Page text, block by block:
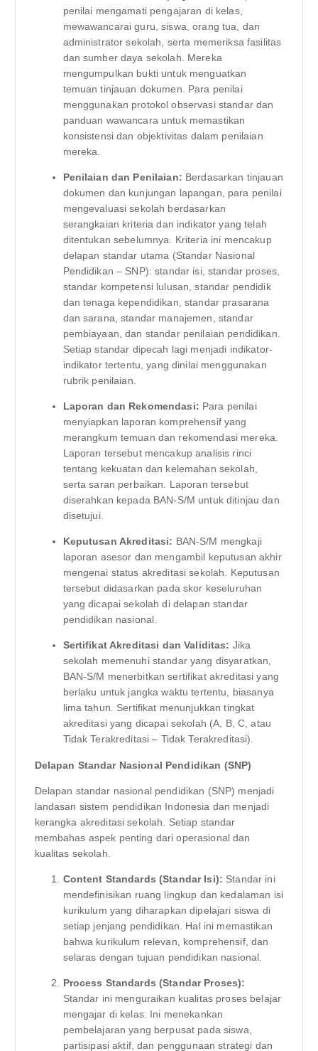
penilai mengamati pengajaran di kelas,
mewawancarai guru, siswa, orang tua, dan
administrator sekolah, serta memeriksa fasilitas
dan sumber daya sekolah. Mereka
mengumpulkan bukti untuk menguatkan
temuan tinjauan dokumen. Para penilai
menggunakan protokol observasi standar dan
panduan wawancara untuk memastikan
konsistensi dan objektivitas dalam penilaian
mereka.
Penilaian dan Penilaian: Berdasarkan tinjauan
dokumen dan kunjungan lapangan, para penilai
mengevaluasi sekolah berdasarkan
serangkaian kriteria dan indikator yang telah
ditentukan sebelumnya. Kriteria ini mencakup
delapan standar utama (Standar Nasional
Pendidikan – SNP): standar isi, standar proses,
standar kompetensi lulusan, standar pendidik
dan tenaga kependidikan, standar prasarana
dan sarana, standar manajemen, standar
pembiayaan, dan standar penilaian pendidikan.
Setiap standar dipecah lagi menjadi indikator-
indikator tertentu, yang dinilai menggunakan
rubrik penilaian.
Laporan dan Rekomendasi: Para penilai
menyiapkan laporan komprehensif yang
merangkum temuan dan rekomendasi mereka.
Laporan tersebut mencakup analisis rinci
tentang kekuatan dan kelemahan sekolah,
serta saran perbaikan. Laporan tersebut
diserahkan kepada BAN-S/M untuk ditinjau dan
disetujui.
Keputusan Akreditasi: BAN-S/M mengkaji
laporan asesor dan mengambil keputusan akhir
mengenai status akreditasi sekolah. Keputusan
tersebut didasarkan pada skor keseluruhan
yang dicapai sekolah di delapan standar
pendidikan nasional.
Sertifikat Akreditasi dan Validitas: Jika
sekolah memenuhi standar yang disyaratkan,
BAN-S/M menerbitkan sertifikat akreditasi yang
berlaku untuk jangka waktu tertentu, biasanya
lima tahun. Sertifikat menunjukkan tingkat
akreditasi yang dicapai sekolah (A, B, C, atau
Tidak Terakreditasi – Tidak Terakreditasi).
Delapan Standar Nasional Pendidikan (SNP)
Delapan standar nasional pendidikan (SNP) menjadi
landasan sistem pendidikan Indonesia dan menjadi
kerangka akreditasi sekolah. Setiap standar
membahas aspek penting dari operasional dan
kualitas sekolah.
Content Standards (Standar Isi): Standar ini
mendefinisikan ruang lingkup dan kedalaman isi
kurikulum yang diharapkan dipelajari siswa di
setiap jenjang pendidikan. Hal ini memastikan
bahwa kurikulum relevan, komprehensif, dan
selaras dengan tujuan pendidikan nasional.
Process Standards (Standar Proses):
Standar ini menguraikan kualitas proses belajar
mengajar di kelas. Ini menekankan
pembelajaran yang berpusat pada siswa,
partisipasi aktif, dan penggunaan strategi dan